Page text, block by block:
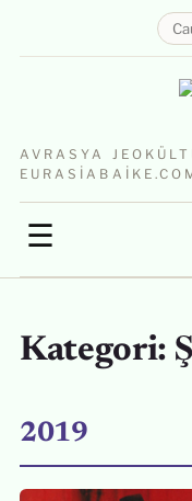
AVRASYA
☰
Kategori:
2019